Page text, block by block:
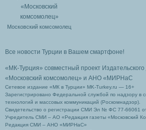
Московский комсомолец
Все новости Турции в Вашем смартфоне!
«МК-Турция» совместный проект
«Московский комсомолец» и АНО «МИРНаС
Сетевое издание «МК в Турции» MK-Turkey.ru — 16+
Зарегистрировано Федеральной службой по надзору в
технологий и массовых коммуникаций (Роскомнадзор).
Свидетельство о регистрации СМИ Эл № ФС 77-66061
Учредитель СМИ – АО «Редакция газеты «Московский
Редакция СМИ – АНО «МИРНаС»